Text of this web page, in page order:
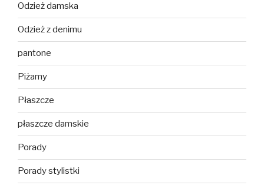
Odzież damska
Odzież z denimu
pantone
Piżamy
Płaszcze
płaszcze damskie
Porady
Porady stylistki